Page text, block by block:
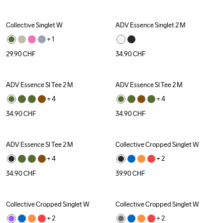
Collective Singlet W
+ 1
29.90CHF
ADV Essence Singlet 2 M
34.90CHF
ADV Essence Sl Tee 2 M
+ 4
34.90CHF
ADV Essence Sl Tee 2 M
+ 4
34.90CHF
ADV Essence Sl Tee 2 M
+ 4
34.90CHF
Collective Cropped Singlet W
+ 2
39.90CHF
Collective Cropped Singlet W
+ 2
Collective Cropped Singlet W
+ 2